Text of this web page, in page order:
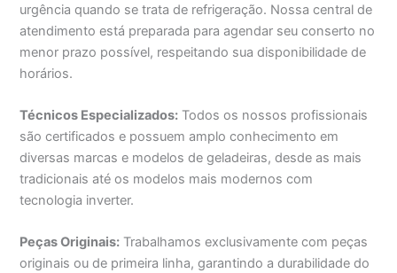
urgência quando se trata de refrigeração. Nossa central de
atendimento está preparada para agendar seu conserto no
menor prazo possível, respeitando sua disponibilidade de
horários.
Técnicos Especializados: Todos os nossos profissionais
são certificados e possuem amplo conhecimento em
diversas marcas e modelos de geladeiras, desde as mais
tradicionais até os modelos mais modernos com
tecnologia inverter.
Peças Originais: Trabalhamos exclusivamente com peças
originais ou de primeira linha, garantindo a durabilidade do